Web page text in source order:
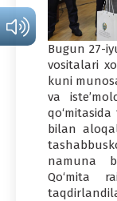
Bugun 27-
vositalari
kuni
va
bilan
namuna
Qo‘mita